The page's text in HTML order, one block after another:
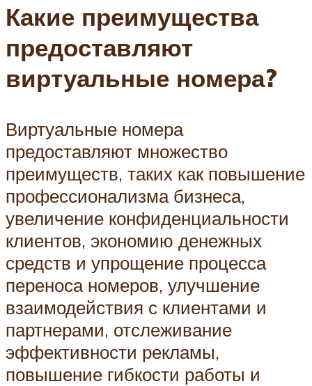
Какие преимущества
предоставляют
виртуальные номера?
Виртуальные номера
предоставляют множество
преимуществ, таких как повышение
профессионализма бизнеса,
увеличение конфиденциальности
клиентов, экономию денежных
средств и упрощение процесса
переноса номеров, улучшение
взаимодействия с клиентами и
партнерами, отслеживание
эффективности рекламы,
повышение гибкости работы и